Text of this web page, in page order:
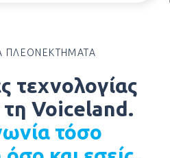
ΠΛΕΟΝΕΚΤΗΜΑΤΑ
τεχνολογίας
τη Voiceland.
τόσο